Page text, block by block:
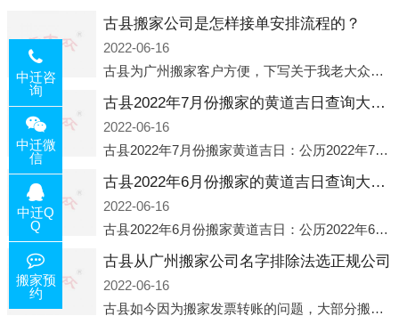
古县搬家公司是怎样接单安排流程的？
2022-06-16
古县为广州搬家客户方便，下写关于我老大众搬家公司接单的流程，九条给搬家朋友参考，了解搬家公司工序，免去搬家时的没有准备好的工作，给您及时快速的搬好家。一．电话咨询：专人接待客户电话咨询，初步了解客户搬 家
古县2022年7月份搬家的黄道吉日查询大全一览表哪天适合搬家好日子
2022-06-16
古县2022年7月份搬家黄道吉日：公历2022年7月6日 农历六月初八 星期三 冲虎(甲寅)公历2022年7月12日 农历六月十四 星期二 冲猴(庚申)公历2022年7月13日 农历六月十五 星期三 冲鸡
古县2022年6月份搬家的黄道吉日查询大全一览表哪天适合搬家好日子
2022-06-16
古县2022年6月份搬家黄道吉日：公历2022年6月1日 农历五月初三 星期三 冲兔(己卯)公历2022年6月4日 农历五月初六 星期六 冲马(壬午)公历2022年6月8日 农历五月初十 星期三 冲狗(丙
古县从广州搬家公司名字排除法选正规公司
2022-06-16
古县如今因为搬家发票转账的问题，大部分搬家公司都已经注册了营业执照，早5年前基本上所谓的搬家公司都是无注册状态也就是无照营业，由于企业注册量大增所以各种企业信息展示平台如雨后春笋般遍地开花，如：天眼查，企
中迁咨
询
中迁微
信
中迁Q
Q
搬家预
约